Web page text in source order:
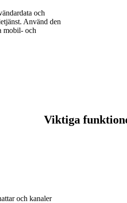
och
Använd den
mobil- och
Viktiga
och kanaler